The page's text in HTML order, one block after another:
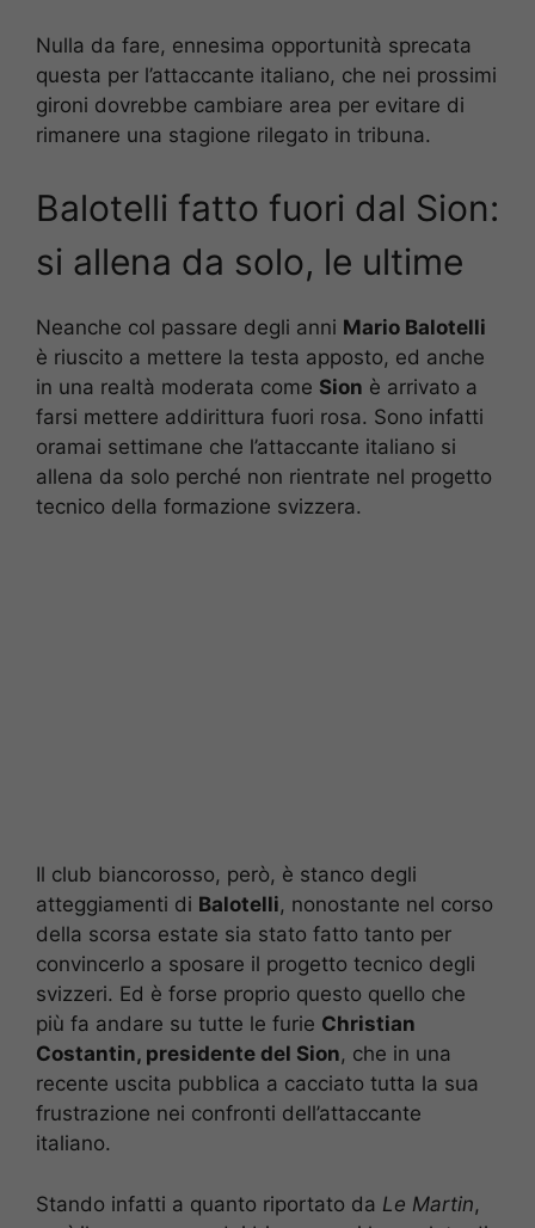
Nulla da fare, ennesima opportunità sprecata
questa per l’attaccante italiano, che nei prossimi
gironi dovrebbe cambiare area per evitare di
rimanere una stagione rilegato in tribuna.
Balotelli fatto fuori dal Sion:
si allena da solo, le ultime
Neanche col passare degli anni Mario Balotelli
è riuscito a mettere la testa apposto, ed anche
in una realtà moderata come Sion è arrivato a
farsi mettere addirittura fuori rosa. Sono infatti
oramai settimane che l’attaccante italiano si
allena da solo perché non rientrate nel progetto
tecnico della formazione svizzera.
Il club biancorosso, però, è stanco degli
atteggiamenti di Balotelli, nonostante nel corso
della scorsa estate sia stato fatto tanto per
convincerlo a sposare il progetto tecnico degli
svizzeri. Ed è forse proprio questo quello che
più fa andare su tutte le furie Christian
Costantin, presidente del Sion, che in una
recente uscita pubblica a cacciato tutta la sua
frustrazione nei confronti dell’attaccante
italiano.
Stando infatti a quanto riportato da Le Martin,